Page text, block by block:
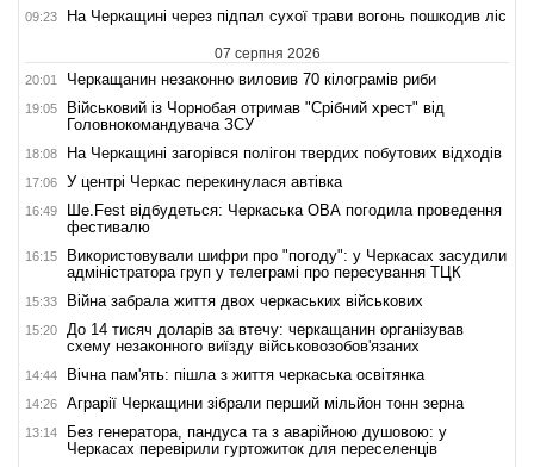
09:23 На Черкащині через підпал сухої трави вогонь пошкодив ліс
07 серпня 2026
20:01 Черкащанин незаконно виловив 70 кілограмів риби
19:05
Військовий із Чорнобая отримав "Срібний хрест" від
Головнокомандувача ЗСУ
18:08 На Черкащині загорівся полігон твердих побутових відходів
17:06 У центрі Черкас перекинулася автівка
16:49
Ше.Fest відбудеться: Черкаська ОВА погодила проведення
фестивалю
16:15
Використовували шифри про "погоду": у Черкасах засудили
адміністратора груп у телеграмі про пересування ТЦК
15:33 Війна забрала життя двох черкаських військових
15:20
До 14 тисяч доларів за втечу: черкащанин організував
схему незаконного виїзду військовозобов'язаних
14:44 Вічна пам'ять: пішла з життя черкаська освітянка
14:26 Аграрії Черкащини зібрали перший мільйон тонн зерна
13:14
Без генератора, пандуса та з аварійною душовою: у
Черкасах перевірили гуртожиток для переселенців